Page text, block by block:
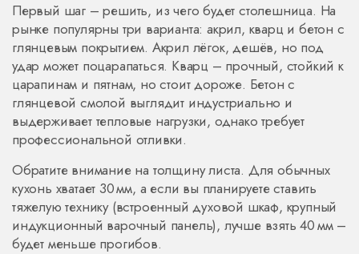
Первый шаг – решить, из чего будет столешница. На
рынке популярны три варианта: акрил, кварц и бетон с
глянцевым покрытием. Акрил лёгок, дешёв, но под
удар может поцарапаться. Кварц – прочный, стойкий к
царапинам и пятнам, но стоит дороже. Бетон с
глянцевой смолой выглядит индустриально и
выдерживает тепловые нагрузки, однако требует
профессиональной отливки.
Обратите внимание на толщину листа. Для обычных
кухонь хватает 30 мм, а если вы планируете ставить
тяжелую технику (встроенный духовой шкаф, крупный
индукционный варочный панель), лучше взять 40 мм –
будет меньше прогибов.